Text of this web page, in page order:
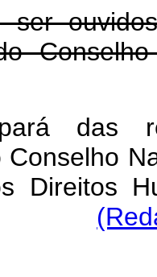
ser
das
Direitos